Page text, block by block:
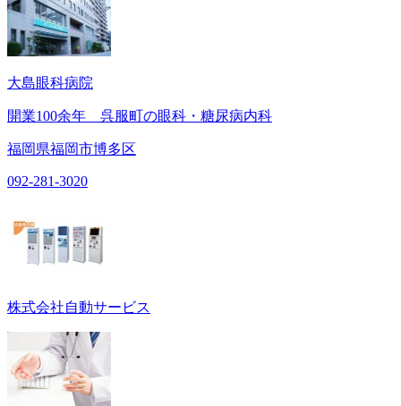
大島眼科病院
開業100余年 呉服町の眼科・糖尿病内科
福岡県福岡市博多区
092-281-3020
株式会社自動サービス